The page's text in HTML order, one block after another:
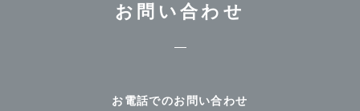
お問い合わせ
お電話でのお問い合わせ